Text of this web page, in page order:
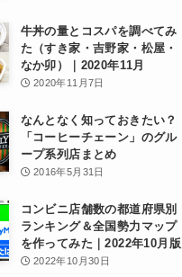
牛丼の量とコスパを調べてみ
た（すき家・吉野家・松屋・
なか卯）｜2020年11月
2020年11月7日
なんとなく知っておきたい？
「コーヒーチェーン」のグル
ープ系列店まとめ
2016年5月31日
コンビニ店舗数の都道府県別
ランキング＆全国勢力マップ
を作ってみた｜2022年10月版
2022年10月30日